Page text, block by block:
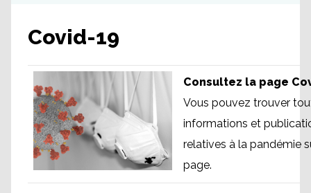
Covid-19
Consultez la page
Vous pouvez trouver
informations et
relatives à la pandémie
page.